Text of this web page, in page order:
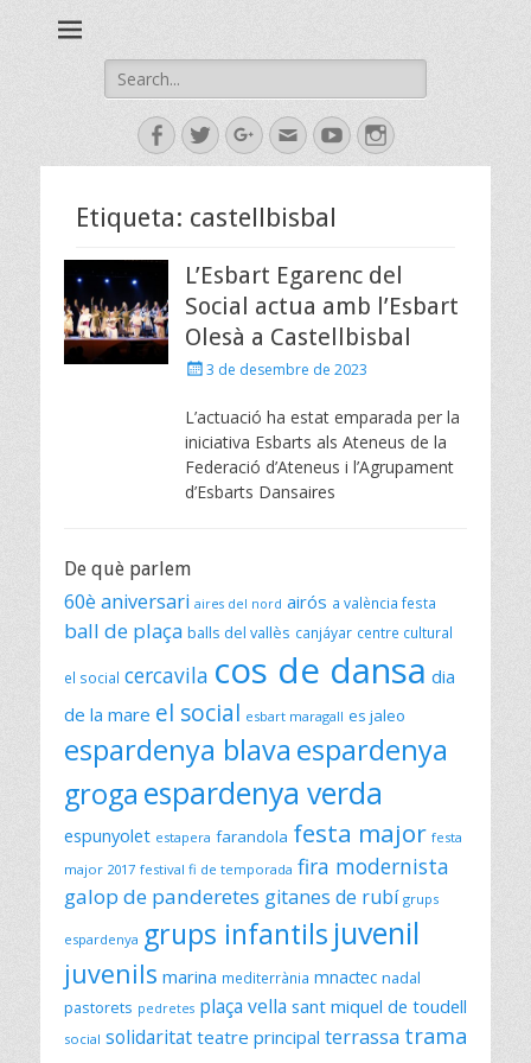
Search
for:
Facebook
TwitterGoogleplus
EmailYouTubeInstagram
Etiqueta: castellbisbal
L’Esbart Egarenc del
Social actua amb l’Esbart
Olesà a Castellbisbal
Posted
3 de desembre de 2023
L’actuació ha estat emparada per la
iniciativa Esbarts als Ateneus de la
Federació d’Ateneus i l’Agrupament
d’Esbarts Dansaires
De què parlem
60è aniversari aires del nord airós a valència festa
ball de plaça balls del vallès canjáyar centre cultural
el social cercavila cos de dansa dia
de la mare el social esbart maragall es jaleo
espardenya blava espardenya
groga espardenya verda
espunyolet estapera farandola festa major festa
major 2017 festival fi de temporada fira modernista
galop de panderetes gitanes de rubí grups
espardenya grups infantils juvenil
juvenils marina mediterrània mnactec nadal
pastorets pedretes plaça vella sant miquel de toudell
social solidaritat teatre principal terrassa trama